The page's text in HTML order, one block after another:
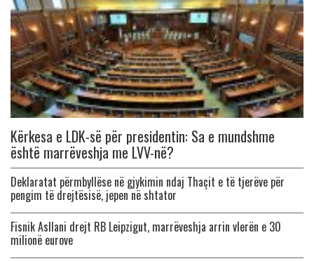
Kërkesa e LDK-së për presidentin: Sa e mundshme
është marrëveshja me LVV-në?
Deklaratat përmbyllëse në gjykimin ndaj Thaçit e të tjerëve për
pengim të drejtësisë, jepen në shtator
Fisnik Asllani drejt RB Leipzigut, marrëveshja arrin vlerën e 30
milionë eurove